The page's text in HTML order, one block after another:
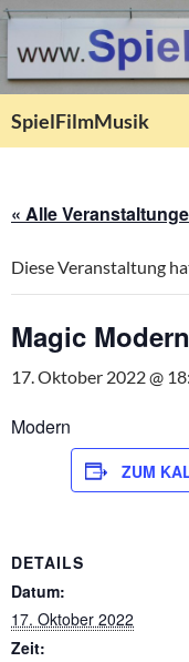
SpielFilmMusik
« Alle
Diese Veranstaltung
Magic Modern
17. Oktober 2022 @
Modern
ZUM
DETAILS
Datum:
17. Oktober 2022
Zeit: